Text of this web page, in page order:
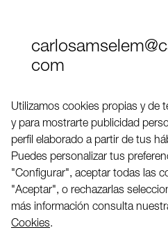
com
Twitter
LinkedIN
2026 ©
Utilizamos cookies propias y de
y para mostrarte publicidad
perfil elaborado a partir de tus
Puedes personalizar tus
"Configurar", aceptar todas las
"Aceptar", o rechazarlas
más información consulta
Cookies.